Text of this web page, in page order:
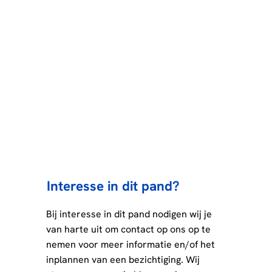
Interesse in dit pand?
Bij interesse in dit pand nodigen wij je
van harte uit om contact op ons op te
nemen voor meer informatie en/of het
inplannen van een bezichtiging. Wij